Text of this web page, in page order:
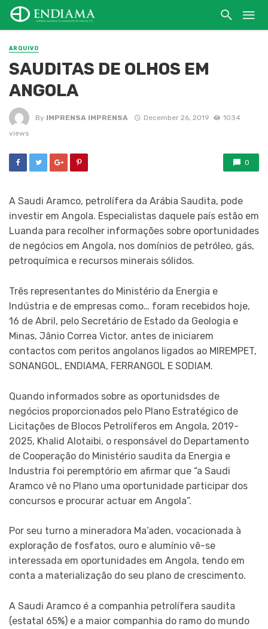
ARQUIVO
SAUDITAS DE OLHOS EM
ANGOLA
By IMPRENSA IMPRENSA December 26, 2019
1034
views
0
A Saudi Aramco, petrolífera da Arábia Saudita, pode
investir em Angola. Especialistas daquele país estão em
Luanda para recolher informações sobre oportunidades
de negócios em Angola, nos domínios de petróleo, gás,
petroquímica e recursos minerais sólidos.
Três representantes do Ministério da Energia e
Indústria e de empresas como… foram recebidos hoje,
16 de Abril, pelo Secretário de Estado da Geologia e
Minas, Jânio Correa Victor, antes de iniciarem
contactos com peritos angolanos ligados ao MIREMPET,
SONANGOL, ENDIAMA, FERRANGOL E SODIAM.
Quando informados sobre as oportunidsdes de
negócios proporcionados pelo Plano Estratégico de
Licitações de Blocos Petrolíferos em Angola, 2019-
2025, Khalid Alotaibi, o responsável do Departamento
de Cooperação do Ministério saudita da Energia e
Industria foi peremptório em afirmar que “a Saudi
Aramco vê no Plano uma oportunidade participar dos
concursos e procurar actuar em Angola”.
Por seu turno a mineradora Ma’aden, vocacionada à
exploração de fosfatos, ouro e alumínio vê-se
interessada em oportunidades em Angola, tendo em
conta a materialização do seu plano de crescimento.
A Saudi Aramco é a companhia petrolífera saudita
(estatal 65%) e a maior companhia do ramo do mundo